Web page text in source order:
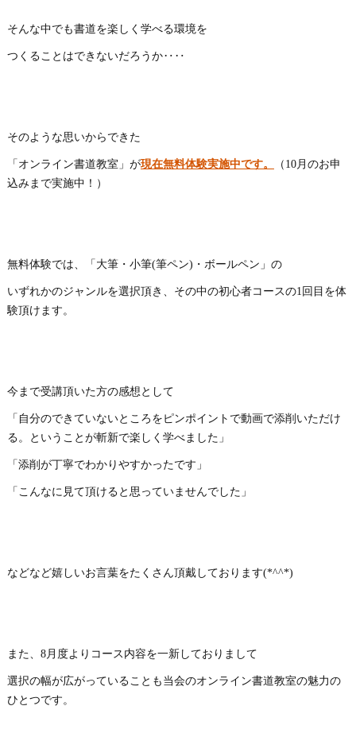
そんな中でも書道を楽しく学べる環境を
つくることはできないだろうか‥‥
そのような思いからできた
「オンライン書道教室」が現在無料体験実施中です。
（10月のお申
込みまで実施中！）
無料体験では、「大筆・小筆(筆ペン)・ボールペン」の
いずれかのジャンルを選択頂き、その中の初心者コースの1回目を体
験頂けます。
今まで受講頂いた方の感想として
「自分のできていないところをピンポイントで動画で添削いただけ
る。ということが斬新で楽しく学べました」
「添削が丁寧でわかりやすかったです」
「こんなに見て頂けると思っていませんでした」
などなど嬉しいお言葉をたくさん頂戴しております(*^^*)
また、8月度よりコース内容を一新しておりまして
選択の幅が広がっていることも当会のオンライン書道教室の魅力の
ひとつです。